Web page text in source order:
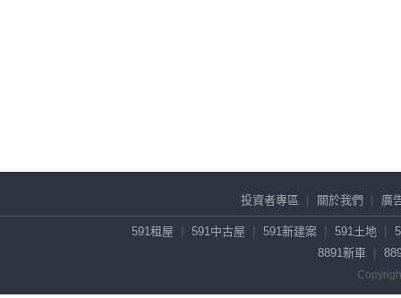
投資者專區 關於我們 廣
591租屋 591中古屋 591新建案 591土地
8891新車